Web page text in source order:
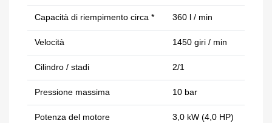
Capacità di riempimento circa * 360 l / min
Velocità 1450 giri / min
Cilindro / stadi 2/1
Pressione massima 10 bar
Potenza del motore 3,0 kW (4,0 HP)